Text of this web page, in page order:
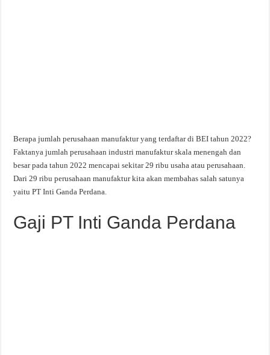
Berapa jumlah perusahaan manufaktur yang terdaftar di BEI tahun 2022?
Faktanya jumlah perusahaan industri manufaktur skala menengah dan
besar pada tahun 2022 mencapai sekitar 29 ribu usaha atau perusahaan.
Dari 29 ribu perusahaan manufaktur kita akan membahas salah satunya
yaitu PT Inti Ganda Perdana.
Gaji PT Inti Ganda Perdana